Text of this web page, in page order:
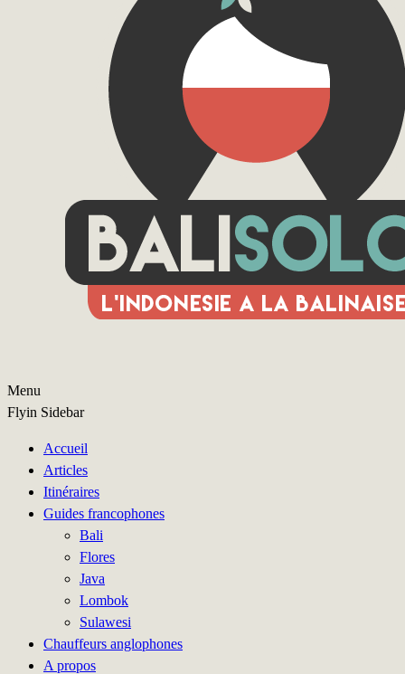
Menu
Flyin Sidebar
Accueil
Articles
Itinéraires
Guides francophones
Bali
Flores
Java
Lombok
Sulawesi
Chauffeurs anglophones
A propos